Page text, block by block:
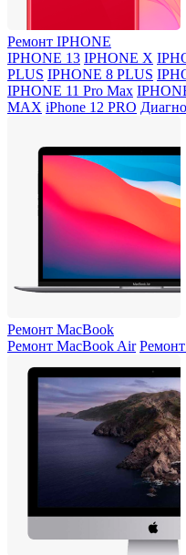
Ремонт IPHONE
IPHONE 13 IPHONE X
PLUS IPHONE 8 PLUS
IPHONE 11 Pro Max
MAX iPhone 12 PRO
Ремонт MacBook
Ремонт MacBook Air